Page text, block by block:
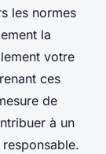
les normes
la
votre
ces
de
à un